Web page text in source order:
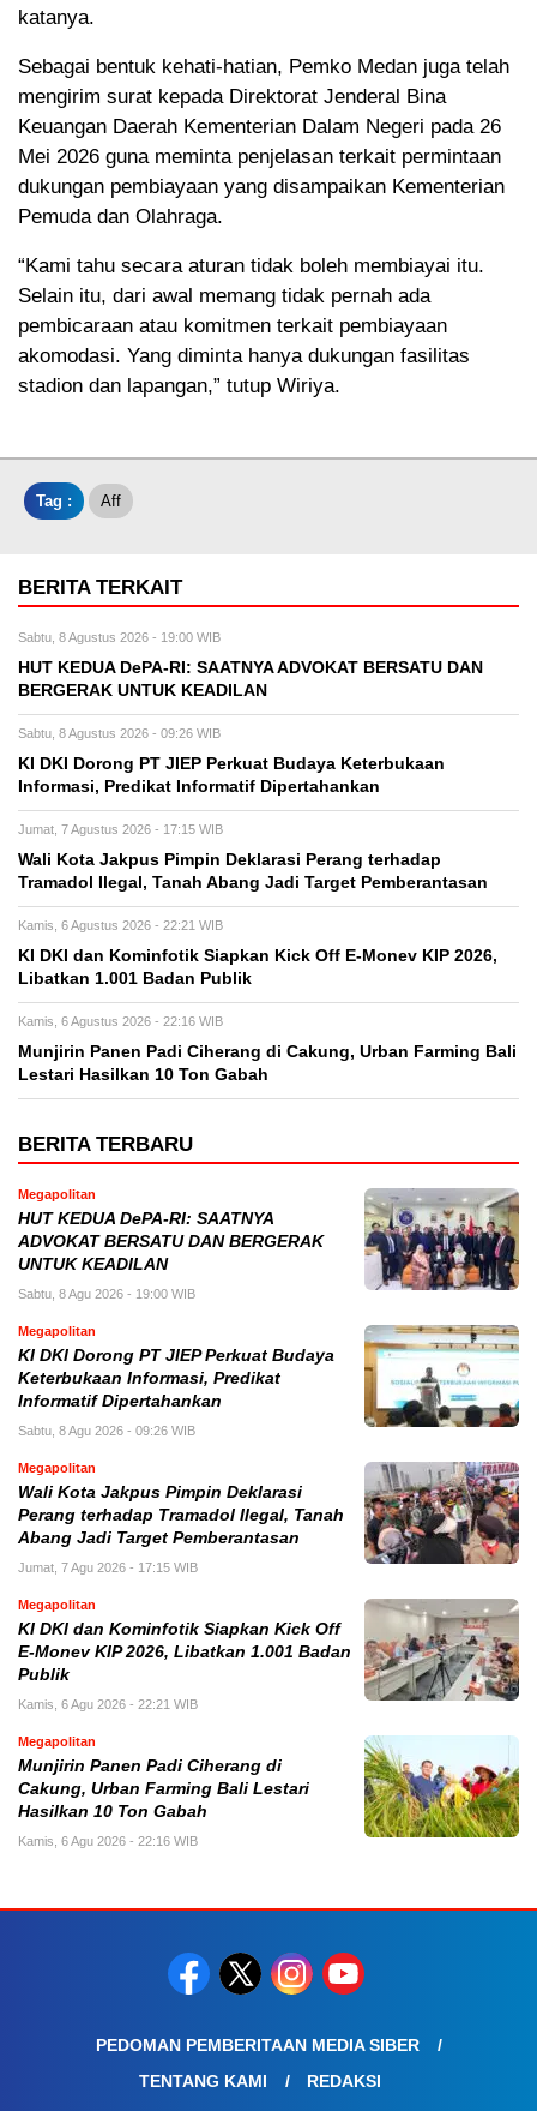
katanya.
Sebagai bentuk kehati-hatian, Pemko Medan juga telah
mengirim surat kepada Direktorat Jenderal Bina
Keuangan Daerah Kementerian Dalam Negeri pada 26
Mei 2026 guna meminta penjelasan terkait permintaan
dukungan pembiayaan yang disampaikan Kementerian
Pemuda dan Olahraga.
“Kami tahu secara aturan tidak boleh membiayai itu.
Selain itu, dari awal memang tidak pernah ada
pembicaraan atau komitmen terkait pembiayaan
akomodasi. Yang diminta hanya dukungan fasilitas
stadion dan lapangan,” tutup Wiriya.
Tag : Aff
BERITA TERKAIT
Sabtu, 8 Agustus 2026 - 19:00 WIB
HUT KEDUA DePA-RI: SAATNYA ADVOKAT BERSATU DAN
BERGERAK UNTUK KEADILAN
Sabtu, 8 Agustus 2026 - 09:26 WIB
KI DKI Dorong PT JIEP Perkuat Budaya Keterbukaan
Informasi, Predikat Informatif Dipertahankan
Jumat, 7 Agustus 2026 - 17:15 WIB
Wali Kota Jakpus Pimpin Deklarasi Perang terhadap
Tramadol Ilegal, Tanah Abang Jadi Target Pemberantasan
Kamis, 6 Agustus 2026 - 22:21 WIB
KI DKI dan Kominfotik Siapkan Kick Off E-Monev KIP 2026,
Libatkan 1.001 Badan Publik
Kamis, 6 Agustus 2026 - 22:16 WIB
Munjirin Panen Padi Ciherang di Cakung, Urban Farming Bali
Lestari Hasilkan 10 Ton Gabah
BERITA TERBARU
Megapolitan
HUT KEDUA DePA-RI: SAATNYA
ADVOKAT BERSATU DAN BERGERAK
UNTUK KEADILAN
Sabtu, 8 Agu 2026 - 19:00 WIB
Megapolitan
KI DKI Dorong PT JIEP Perkuat Budaya
Keterbukaan Informasi, Predikat
Informatif Dipertahankan
Sabtu, 8 Agu 2026 - 09:26 WIB
Megapolitan
Wali Kota Jakpus Pimpin Deklarasi
Perang terhadap Tramadol Ilegal, Tanah
Abang Jadi Target Pemberantasan
Jumat, 7 Agu 2026 - 17:15 WIB
Megapolitan
KI DKI dan Kominfotik Siapkan Kick Off
E-Monev KIP 2026, Libatkan 1.001 Badan
Publik
Kamis, 6 Agu 2026 - 22:21 WIB
Megapolitan
Munjirin Panen Padi Ciherang di
Cakung, Urban Farming Bali Lestari
Hasilkan 10 Ton Gabah
Kamis, 6 Agu 2026 - 22:16 WIB
PEDOMAN PEMBERITAAN MEDIA SIBER
TENTANG KAMI
REDAKSI